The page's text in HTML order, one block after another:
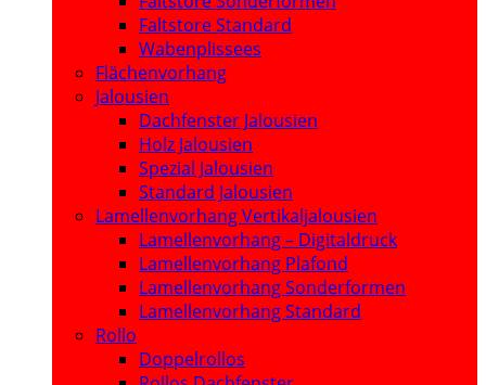
Faltstore Standard
Wabenplissees
Flächenvorhang
Jalousien
Dachfenster Jalousien
Holz Jalousien
Spezial Jalousien
Standard Jalousien
Lamellenvorhang Vertikaljalousien
Lamellenvorhang – Digitaldruck
Lamellenvorhang Plafond
Lamellenvorhang Sonderformen
Lamellenvorhang Standard
Rollo
Doppelrollos